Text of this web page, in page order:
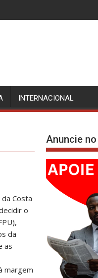
E A FLEC-FAC LÁ ESTÁ…
INTERNACIONAL
Costa
o
da
as
margem
Anuncie